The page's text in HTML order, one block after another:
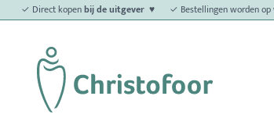
✓ Direct kopenbij de uitgever ♥ ✓ Bestellingen worden op